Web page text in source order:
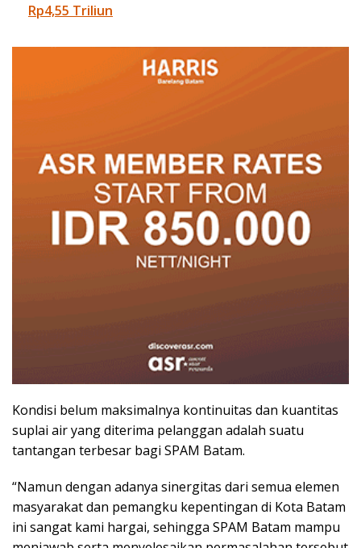
Rp4,55 Triliun
Kondisi belum maksimalnya kontinuitas dan kuantitas
suplai air yang diterima pelanggan adalah suatu
tantangan terbesar bagi SPAM Batam.
“Namun dengan adanya sinergitas dari semua elemen
masyarakat dan pemangku kepentingan di Kota Batam
ini sangat kami hargai, sehingga SPAM Batam mampu